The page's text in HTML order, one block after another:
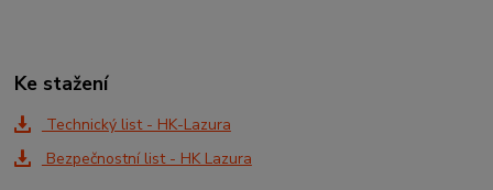
Ke stažení
Technický list - HK-Lazura
Bezpečnostní list - HK Lazura